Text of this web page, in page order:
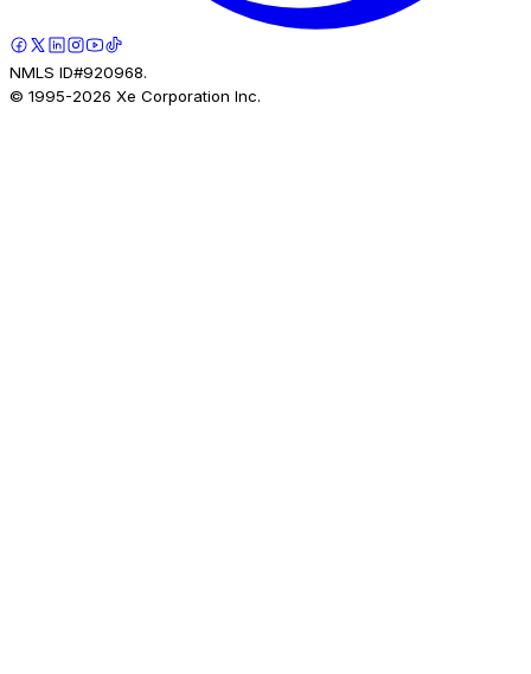
NMLS ID#920968.
© 1995-2026 Xe Corporation Inc.